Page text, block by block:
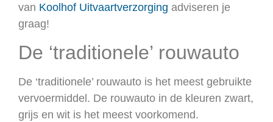
van Koolhof Uitvaartverzorging adviseren je
graag!
De ‘traditionele’ rouwauto
De ‘traditionele’ rouwauto is het meest gebruikte
vervoermiddel. De rouwauto in de kleuren zwart,
grijs en wit is het meest voorkomend.